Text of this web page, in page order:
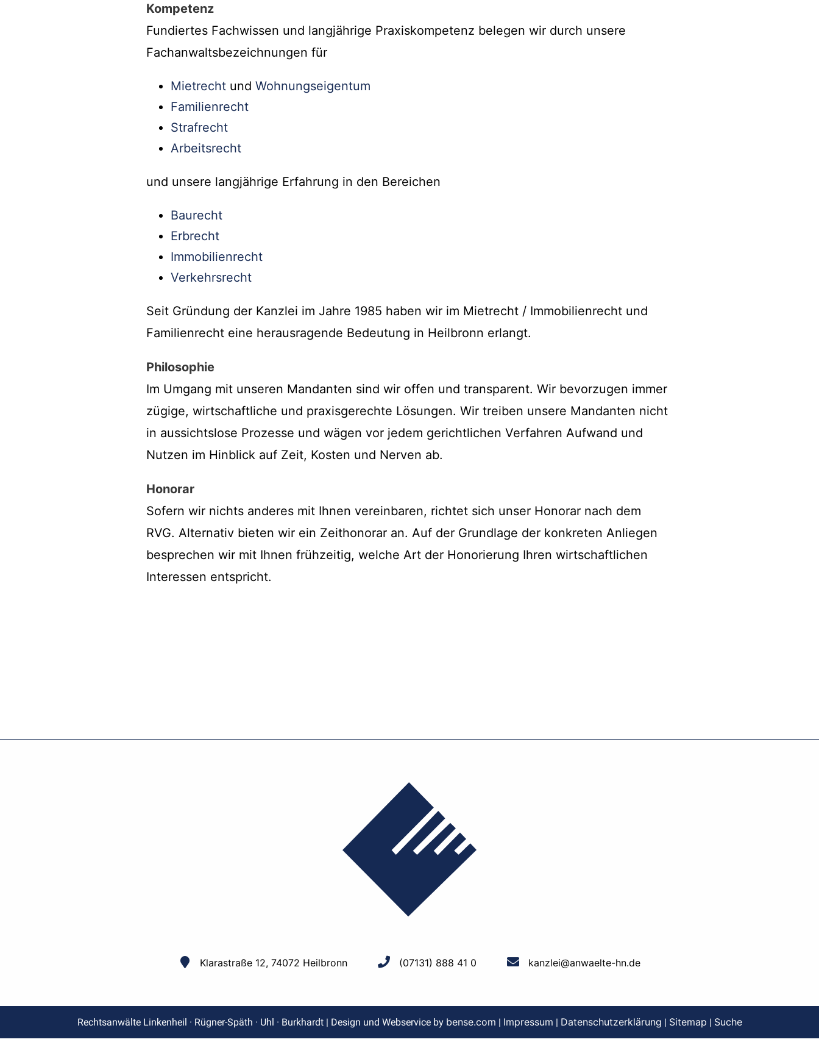
Kompetenz
Fundiertes Fachwissen und langjährige Praxiskompetenz belegen wir durch unsere
Fachanwaltsbezeichnungen für
Mietrecht und Wohnungseigentum
Familienrecht
Strafrecht
Arbeitsrecht
und unsere langjährige Erfahrung in den Bereichen
Baurecht
Erbrecht
Immobilienrecht
Verkehrsrecht
Seit Gründung der Kanzlei im Jahre 1985 haben wir im Mietrecht / Immobilienrecht und
Familienrecht eine herausragende Bedeutung in Heilbronn erlangt.
Philosophie
Im Umgang mit unseren Mandanten sind wir offen und transparent. Wir bevorzugen immer
zügige, wirtschaftliche und praxisgerechte Lösungen. Wir treiben unsere Mandanten nicht
in aussichtslose Prozesse und wägen vor jedem gerichtlichen Verfahren Aufwand und
Nutzen im Hinblick auf Zeit, Kosten und Nerven ab.
Honorar
Sofern wir nichts anderes mit Ihnen vereinbaren, richtet sich unser Honorar nach dem
RVG. Alternativ bieten wir ein Zeithonorar an. Auf der Grundlage der konkreten Anliegen
besprechen wir mit Ihnen frühzeitig, welche Art der Honorierung Ihren wirtschaftlichen
Interessen entspricht.
Klarastraße 12, 74072 Heilbronn (07131) 888 41 0 kanzlei@anwaelte-hn.de
Rechtsanwälte Linkenheil · Rügner-Späth · Uhl · Burkhardt | Design und Webservice by bense.com | Impressum | Datenschutzerklärung | Sitemap | Suche